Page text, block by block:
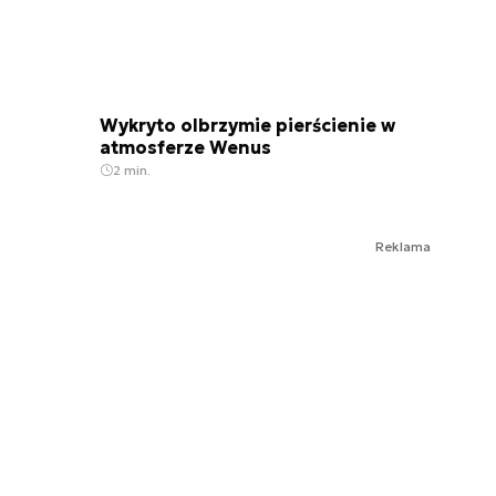
Wykryto olbrzymie pierścienie w
atmosferze Wenus
2 min.
Reklama